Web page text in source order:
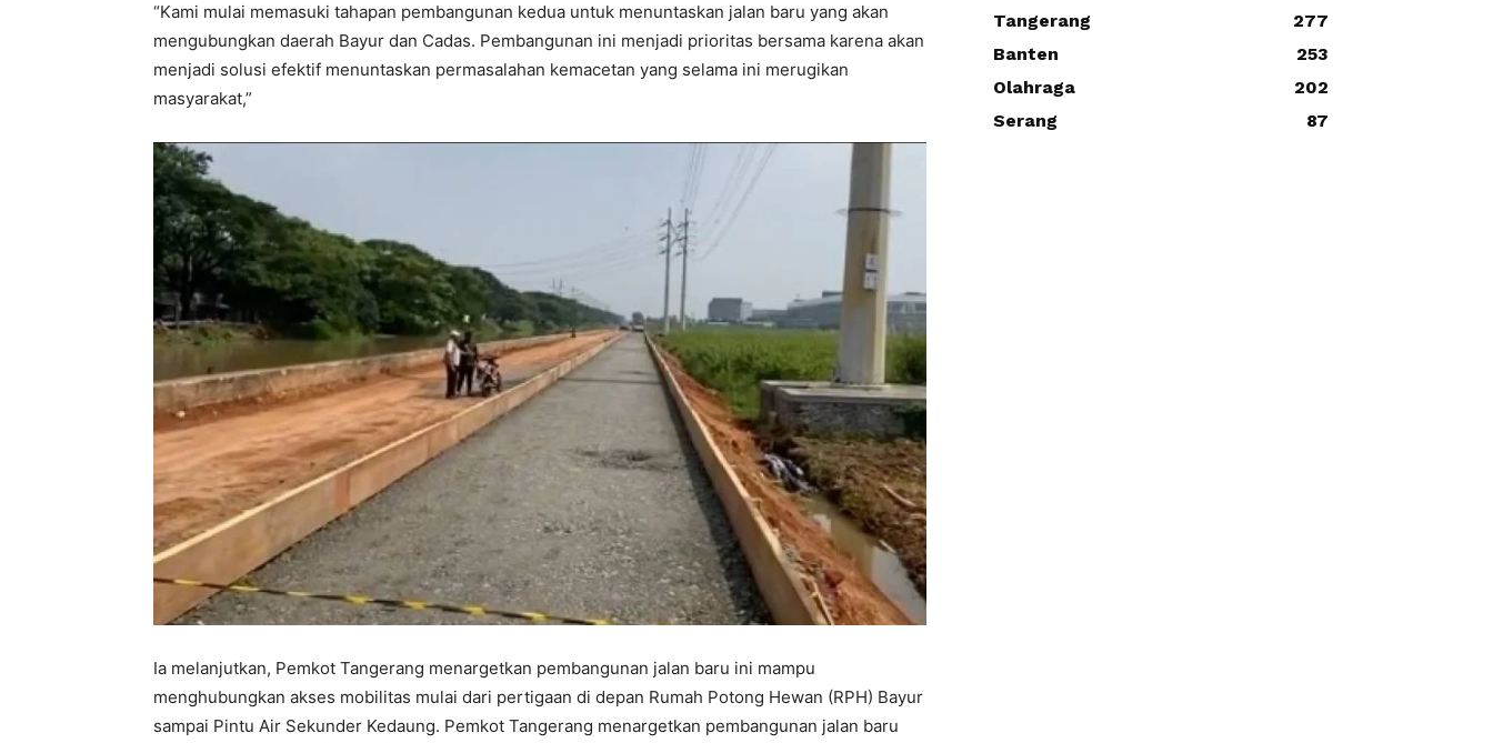
“Kami mulai memasuki tahapan pembangunan kedua untuk menuntaskan jalan baru yang akan
mengubungkan daerah Bayur dan Cadas. Pembangunan ini menjadi prioritas bersama karena akan
menjadi solusi efektif menuntaskan permasalahan kemacetan yang selama ini merugikan
masyarakat,”
Ia melanjutkan, Pemkot Tangerang menargetkan pembangunan jalan baru ini mampu
menghubungkan akses mobilitas mulai dari pertigaan di depan Rumah Potong Hewan (RPH) Bayur
sampai Pintu Air Sekunder Kedaung. Pemkot Tangerang menargetkan pembangunan jalan baru
Tangerang
277
Banten
253
Olahraga
202
Serang
87